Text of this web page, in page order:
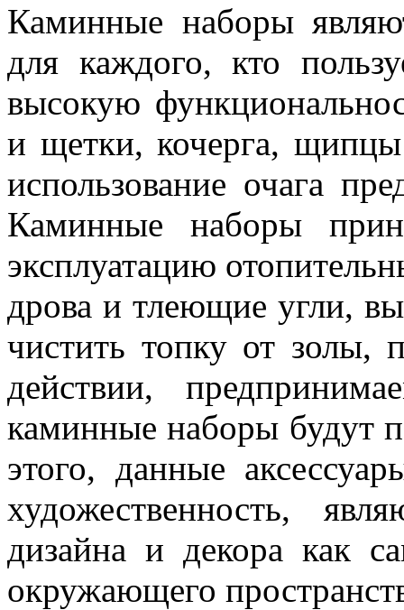
Каминные наборы
для каждого, кто
высокую
и щетки, кочерга,
использование очага
Каминные наборы
эксплуатацию
дрова и тлеющие угли,
чистить топку от золы,
действии,
каминные наборы будут
этого, данные
художественность,
дизайна и декора как
окружающего